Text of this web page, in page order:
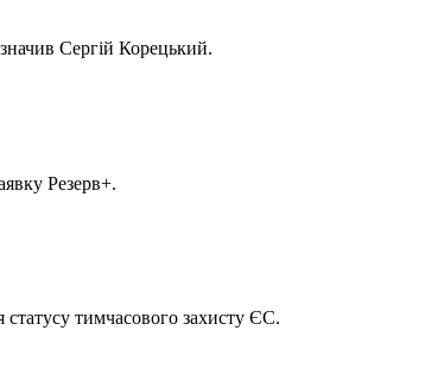
Сергій Корецький.
Резерв+.
статусу тимчасового захисту ЄС.